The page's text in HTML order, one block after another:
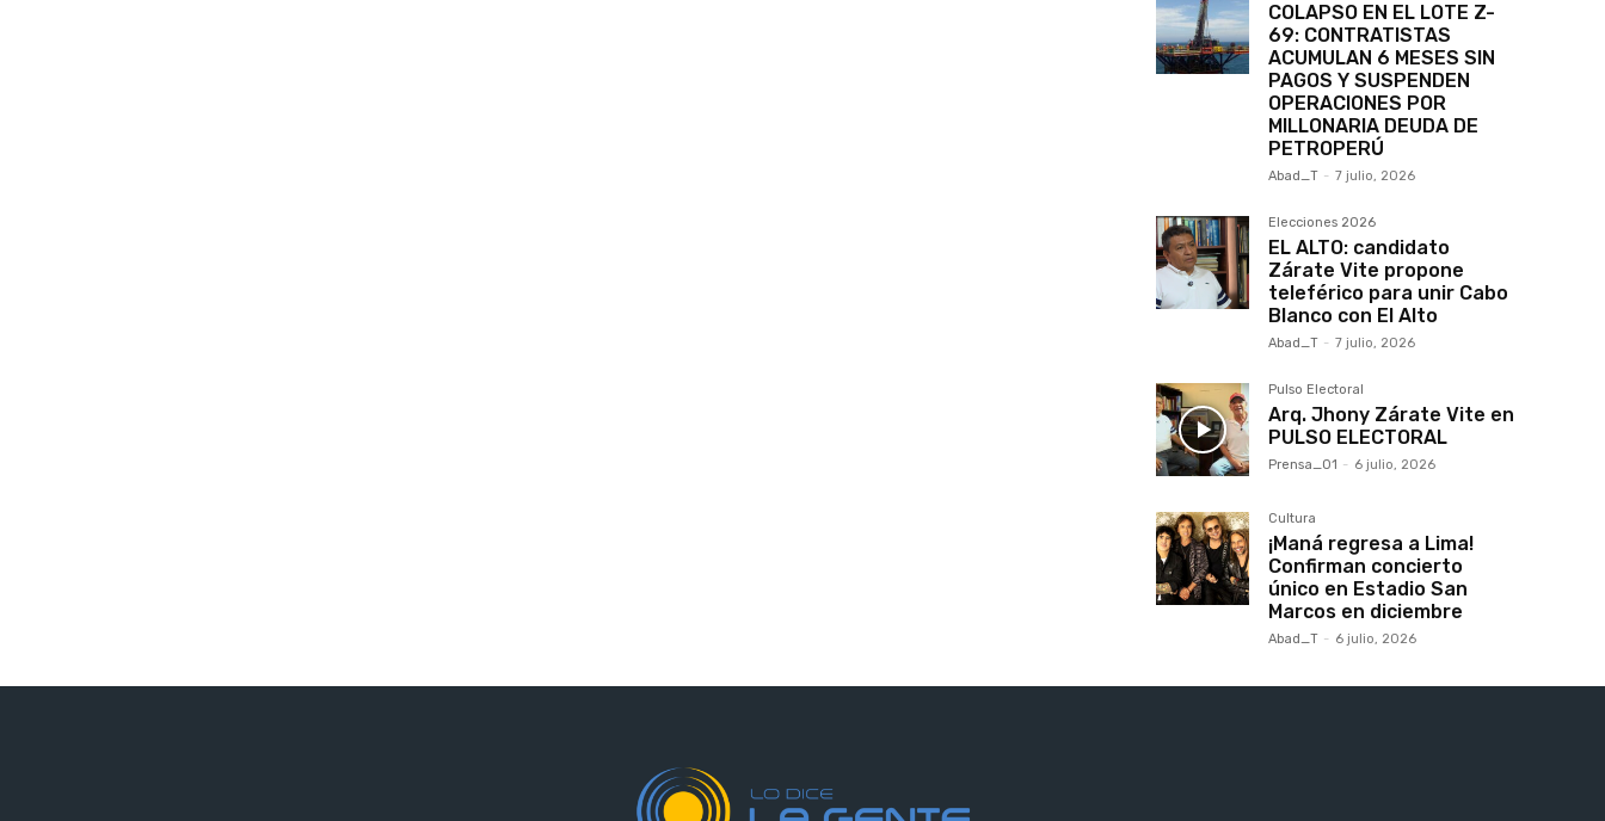
COLAPSO EN EL LOTE Z-
69: CONTRATISTAS
ACUMULAN 6 MESES SIN
PAGOS Y SUSPENDEN
OPERACIONES POR
MILLONARIA DEUDA DE
PETROPERÚ
Abad_T - 7 julio, 2026
Elecciones 2026
EL ALTO: candidato
Zárate Vite propone
teleférico para unir Cabo
Blanco con El Alto
Abad_T - 7 julio, 2026
Pulso Electoral
Arq. Jhony Zárate Vite en
PULSO ELECTORAL
Prensa_01 - 6 julio, 2026
Cultura
¡Maná regresa a Lima!
Confirman concierto
único en Estadio San
Marcos en diciembre
Abad_T - 6 julio, 2026